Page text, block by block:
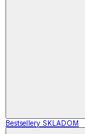
Bestsellery SKLADOM